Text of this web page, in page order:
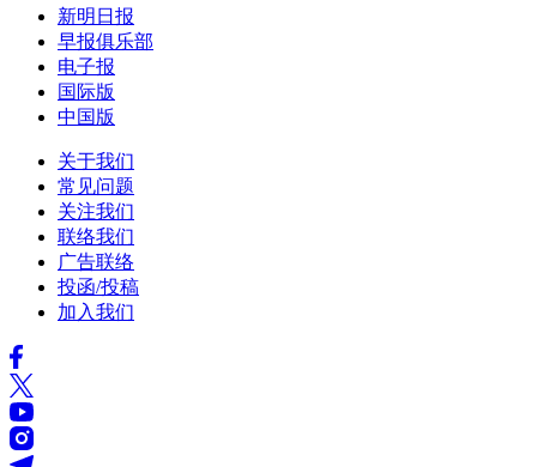
新明日报
早报俱乐部
电子报
国际版
中国版
关于我们
常见问题
关注我们
联络我们
广告联络
投函/投稿
加入我们